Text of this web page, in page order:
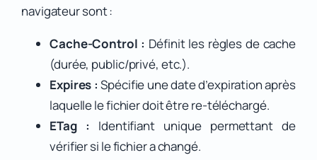
navigateur sont :
Cache-Control : Définit les règles de cache
(durée, public/privé, etc.).
Expires : Spécifie une date d’expiration après
laquelle le fichier doit être re-téléchargé.
ETag : Identifiant unique permettant de
vérifier si le fichier a changé.